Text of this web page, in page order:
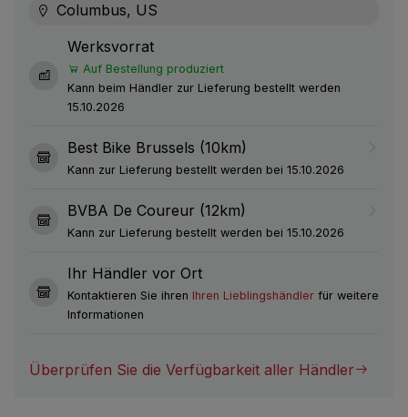
Columbus, US
Werksvorrat
Auf Bestellung produziert
Kann beim Händler zur Lieferung bestellt werden
15.10.2026
Best Bike Brussels (10km)
Kann zur Lieferung bestellt werden bei 15.10.2026
BVBA De Coureur (12km)
Kann zur Lieferung bestellt werden bei 15.10.2026
Ihr Händler vor Ort
Kontaktieren Sie ihren Ihren Lieblingshändler für weitere
Informationen
Überprüfen Sie die Verfügbarkeit aller Händler